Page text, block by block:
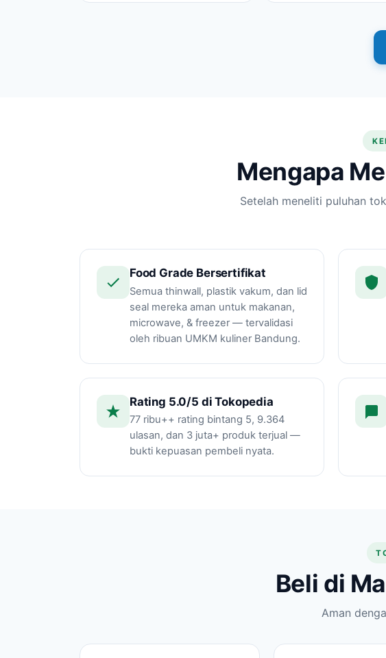
Mengapa
Setelah meneliti puluhan
Food Grade Bersertifikat
Semua thinwall, plastik vakum, dan lid
seal mereka aman untuk makanan,
microwave, & freezer — tervalidasi
oleh ribuan UMKM kuliner Bandung.
Rating 5.0/5 di Tokopedia
77 ribu++ rating bintang 5, 9.364
ulasan, dan 3 juta+ produk terjual —
bukti kepuasan pembeli nyata.
Beli di
Aman